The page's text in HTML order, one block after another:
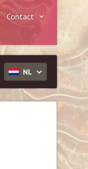
Contact
NL